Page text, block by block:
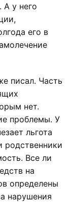
А у него
его в
писал. Часть
нет.
проблемы. У
льгота
родственники
Все ли
на
определены
нарушения